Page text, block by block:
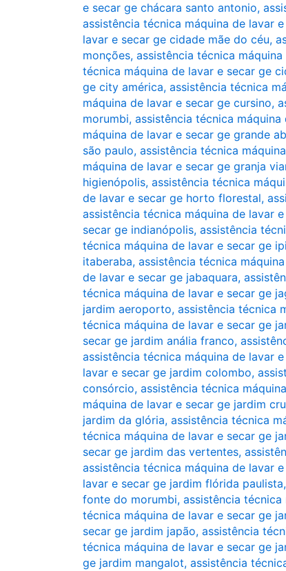
e secar ge chácara santo antonio,
assistência técnica máquina de lavar
lavar e secar ge cidade mãe do céu,
monções, assistência técnica
técnica máquina de lavar e secar ge
ge city américa, assistência técnica
máquina de lavar e secar ge cursino,
morumbi, assistência técnica
máquina de lavar e secar ge grande
são paulo, assistência técnica
máquina de lavar e secar ge granja
higienópolis, assistência técnica
de lavar e secar ge horto florestal,
assistência técnica máquina de lavar
secar ge indianópolis, assistência
técnica máquina de lavar e secar ge
itaberaba, assistência técnica
de lavar e secar ge jabaquara,
técnica máquina de lavar e secar ge
jardim aeroporto, assistência técnica
técnica máquina de lavar e secar ge
secar ge jardim anália franco,
assistência técnica máquina de lavar
lavar e secar ge jardim colombo,
consórcio, assistência técnica
máquina de lavar e secar ge jardim
jardim da glória, assistência técnica
técnica máquina de lavar e secar ge
secar ge jardim das vertentes,
assistência técnica máquina de lavar
lavar e secar ge jardim flórida paulista,
fonte do morumbi, assistência
técnica máquina de lavar e secar ge
secar ge jardim japão, assistência
técnica máquina de lavar e secar ge
ge jardim mangalot, assistência